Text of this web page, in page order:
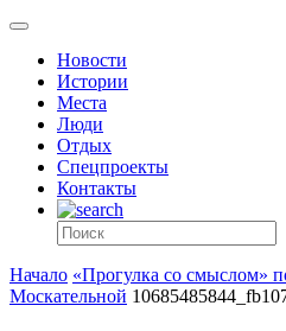
Новости
Истории
Места
Люди
Отдых
Спецпроекты
Контакты
Начало «Прогулка со смыслом»
Москательной